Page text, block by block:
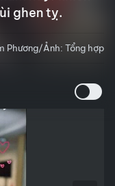
ghen tỵ.
Phương/Ảnh: Tổng hợp